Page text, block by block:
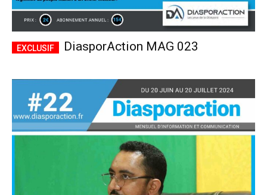
DiasporAction MAG 023